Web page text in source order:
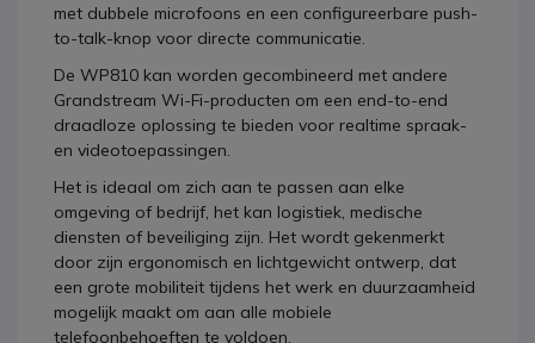
met dubbele microfoons en een configureerbare push-
to-talk-knop voor directe communicatie.
De WP810 kan worden gecombineerd met andere
Grandstream Wi-Fi-producten om een end-to-end
draadloze oplossing te bieden voor realtime spraak-
en videotoepassingen.
Het is ideaal om zich aan te passen aan elke
omgeving of bedrijf, het kan logistiek, medische
diensten of beveiliging zijn. Het wordt gekenmerkt
door zijn ergonomisch en lichtgewicht ontwerp, dat
een grote mobiliteit tijdens het werk en duurzaamheid
mogelijk maakt om aan alle mobiele
telefoonbehoeften te voldoen.